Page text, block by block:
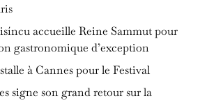
accueille Reine Sammut pour
gastronomique d’exception
à Cannes pour le Festival
signe son grand retour sur la